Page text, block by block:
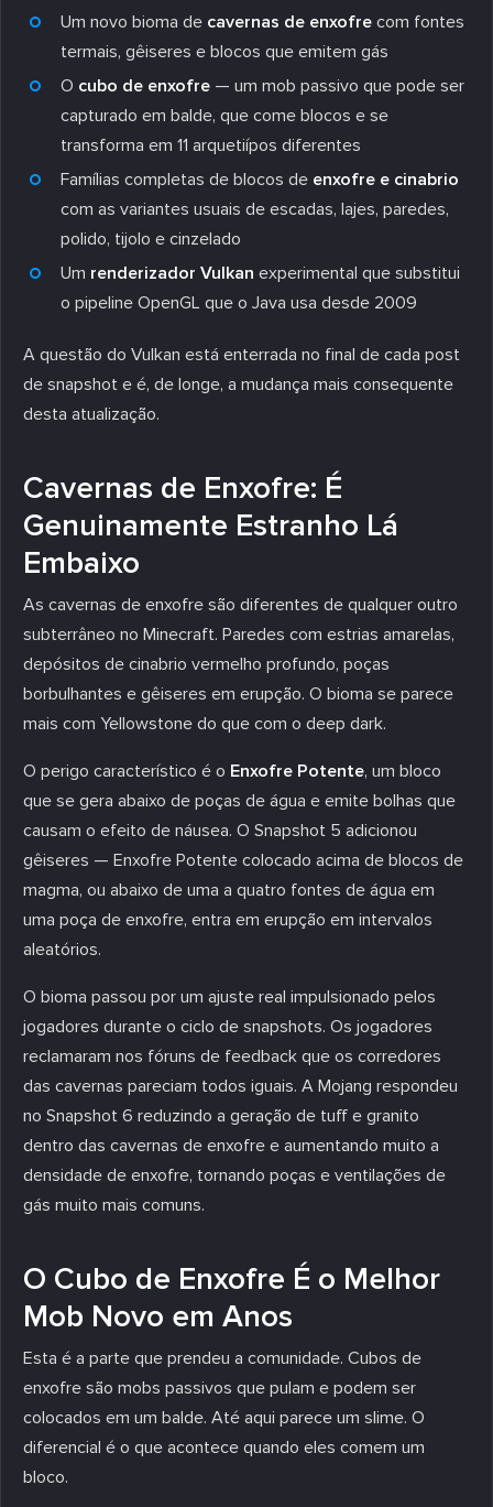
Um novo bioma de cavernas de enxofre com fontes
termais, gêiseres e blocos que emitem gás
O cubo de enxofre — um mob passivo que pode ser
capturado em balde, que come blocos e se
transforma em 11 arquetiípos diferentes
Famílias completas de blocos de enxofre e cinabrio
com as variantes usuais de escadas, lajes, paredes,
polido, tijolo e cinzelado
Um renderizador Vulkan experimental que substitui
o pipeline OpenGL que o Java usa desde 2009
A questão do Vulkan está enterrada no final de cada post
de snapshot e é, de longe, a mudança mais consequente
desta atualização.
Cavernas de Enxofre: É
Genuinamente Estranho Lá
Embaixo
As cavernas de enxofre são diferentes de qualquer outro
subterrâneo no Minecraft. Paredes com estrias amarelas,
depósitos de cinabrio vermelho profundo, poças
borbulhantes e gêiseres em erupção. O bioma se parece
mais com Yellowstone do que com o deep dark.
O perigo característico é o Enxofre Potente, um bloco
que se gera abaixo de poças de água e emite bolhas que
causam o efeito de náusea. O Snapshot 5 adicionou
gêiseres — Enxofre Potente colocado acima de blocos de
magma, ou abaixo de uma a quatro fontes de água em
uma poça de enxofre, entra em erupção em intervalos
aleatórios.
O bioma passou por um ajuste real impulsionado pelos
jogadores durante o ciclo de snapshots. Os jogadores
reclamaram nos fóruns de feedback que os corredores
das cavernas pareciam todos iguais. A Mojang respondeu
no Snapshot 6 reduzindo a geração de tuff e granito
dentro das cavernas de enxofre e aumentando muito a
densidade de enxofre, tornando poças e ventilações de
gás muito mais comuns.
O Cubo de Enxofre É o Melhor
Mob Novo em Anos
Esta é a parte que prendeu a comunidade. Cubos de
enxofre são mobs passivos que pulam e podem ser
colocados em um balde. Até aqui parece um slime. O
diferencial é o que acontece quando eles comem um
bloco.